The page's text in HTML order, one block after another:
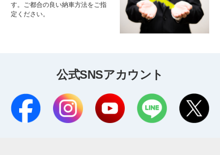
す。ご都合の良い納車方法をご指
定ください。
公式SNSアカウント